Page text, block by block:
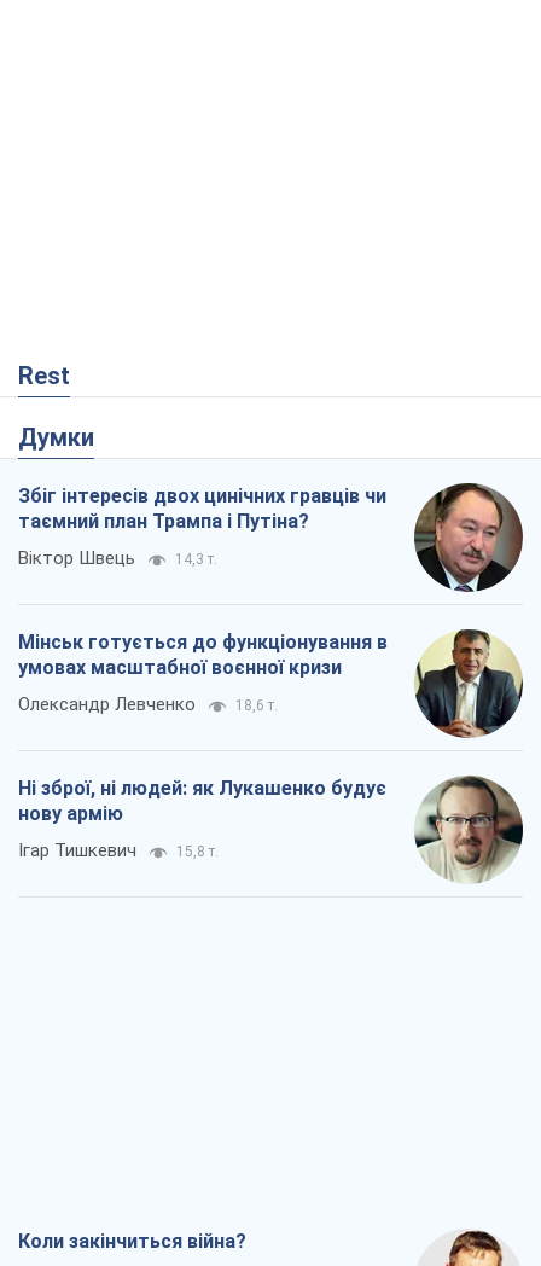
Rest
Думки
Збіг інтересів двох цинічних гравців чи
таємний план Трампа і Путіна?
Віктор Швець 14,3 т.
Мінськ готується до функціонування в
умовах масштабної воєнної кризи
Олександр Левченко 18,6 т.
Ні зброї, ні людей: як Лукашенко будує
нову армію
Ігар Тишкевич 15,8 т.
Коли закінчиться війна?